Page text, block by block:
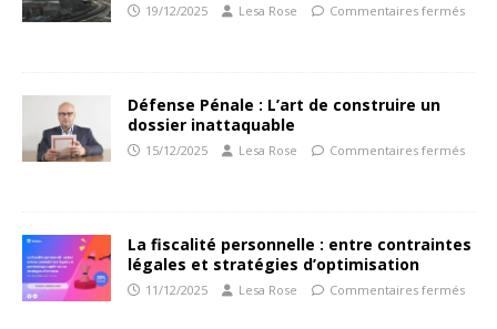
19/12/2025 Lesa Rose Commentaires fermés
Défense Pénale : L’art de construire un
dossier inattaquable
15/12/2025 Lesa Rose Commentaires fermés
La fiscalité personnelle : entre contraintes
légales et stratégies d’optimisation
11/12/2025 Lesa Rose Commentaires fermés